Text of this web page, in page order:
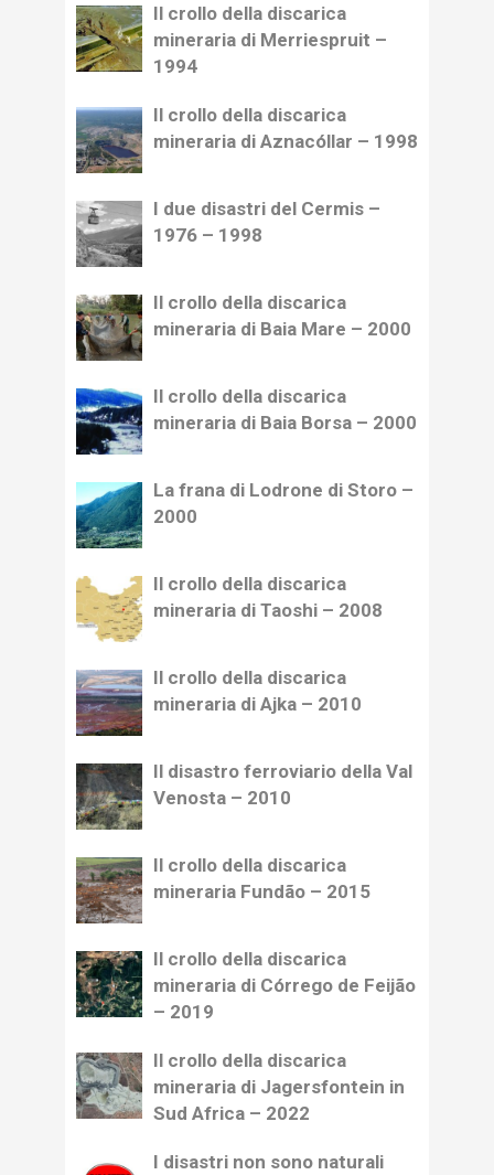
Il crollo della discarica
mineraria di Merriespruit –
1994
Il crollo della discarica
mineraria di Aznacóllar – 1998
I due disastri del Cermis –
1976 – 1998
Il crollo della discarica
mineraria di Baia Mare – 2000
Il crollo della discarica
mineraria di Baia Borsa – 2000
La frana di Lodrone di Storo –
2000
Il crollo della discarica
mineraria di Taoshi – 2008
Il crollo della discarica
mineraria di Ajka – 2010
Il disastro ferroviario della Val
Venosta – 2010
Il crollo della discarica
mineraria Fundão – 2015
Il crollo della discarica
mineraria di Córrego de Feijão
– 2019
Il crollo della discarica
mineraria di Jagersfontein in
Sud Africa – 2022
I disastri non sono naturali